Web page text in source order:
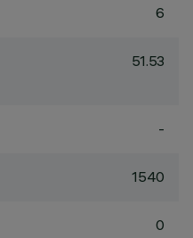
6
51.53
-
1540
0